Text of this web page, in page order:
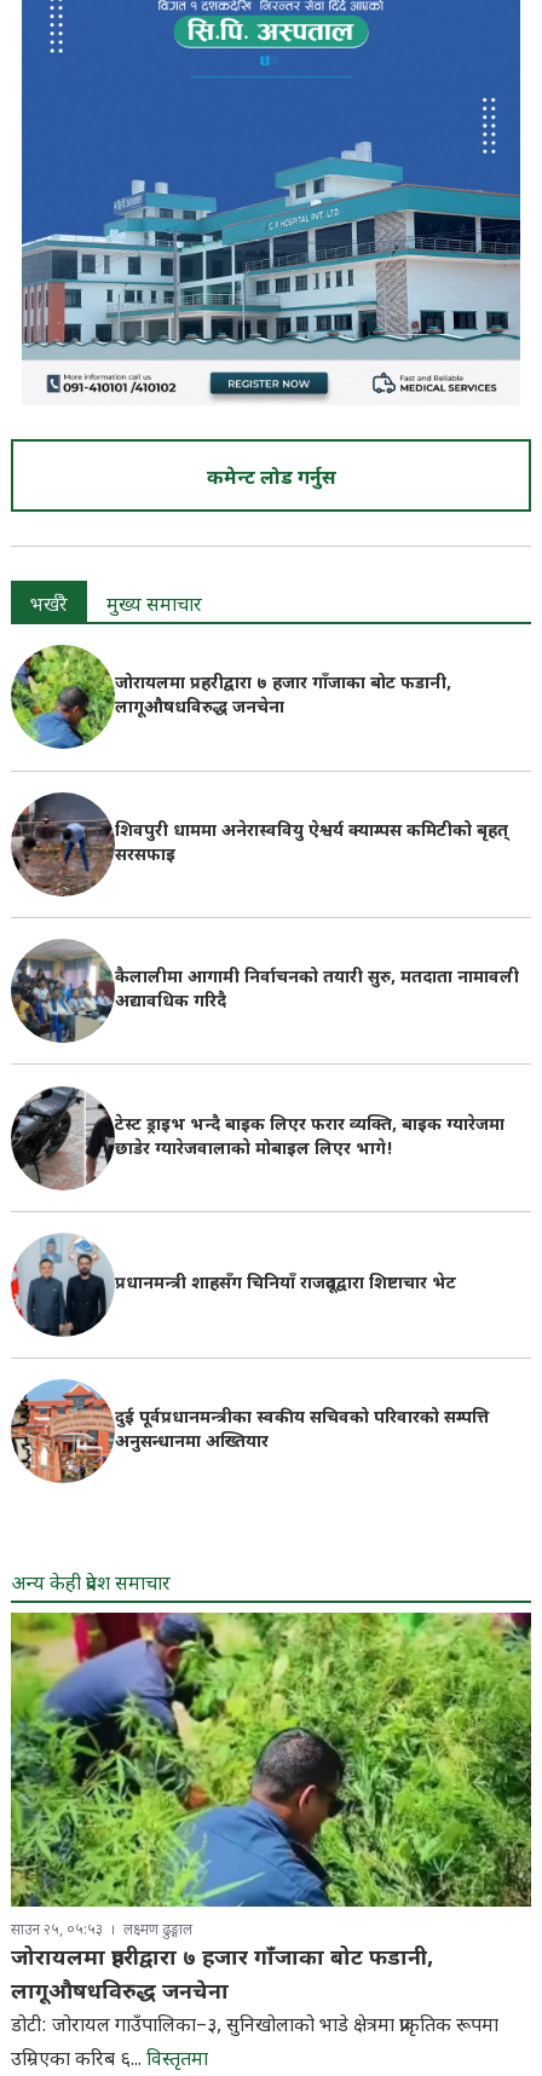
कमेन्ट लोड गर्नुस
भर्खरै मुख्य समाचार
जोरायलमा प्रहरीद्वारा ७ हजार गाँजाका बोट फडानी,
लागूऔषधविरुद्ध जनचेना
शिवपुरी धाममा अनेरास्ववियु ऐश्वर्य क्याम्पस कमिटीको बृहत्
सरसफाइ
कैलालीमा आगामी निर्वाचनको तयारी सुरु, मतदाता नामावली
अद्यावधिक गरिदै
टेस्ट ड्राइभ भन्दै बाइक लिएर फरार व्यक्ति, बाइक ग्यारेजमा
छाडेर ग्यारेजवालाकाे मोबाइल लिएर भागे!
प्रधानमन्त्री शाहसँग चिनियाँ राजदूतद्वारा शिष्टाचार भेट
दुई पूर्वप्रधानमन्त्रीका स्वकीय सचिवको परिवारको सम्पत्ति
अनुसन्धानमा अख्तियार
अन्य केही प्रदेश समाचार
साउन २५, ०५:५३ लक्ष्मण ढुङ्गाल
जोरायलमा प्रहरीद्वारा ७ हजार गाँजाका बोट फडानी,
लागूऔषधविरुद्ध जनचेना
डोटी: जोरायल गाउँपालिका–३, सुनिखोलाको भाडे क्षेत्रमा प्राकृतिक रूपमा
उम्रिएका करिब ६... विस्तृतमा